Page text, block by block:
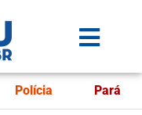
Polícia Pará